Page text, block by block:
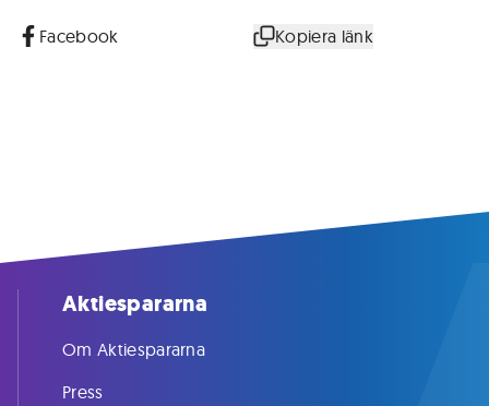
Facebook Kopiera länk
Aktiespararna
Om Aktiespararna
Press